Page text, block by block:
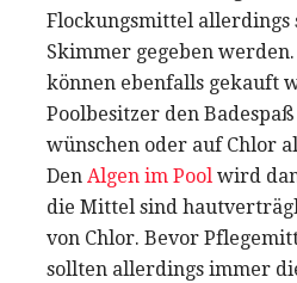
Flockungsmittel allerdings
Skimmer gegeben
können ebenfalls gekauft
Poolbesitzer den
wünschen oder auf Chlor
Den Algen im Pool wird
die Mittel sind
von Chlor. Bevor
sollten allerdings immer